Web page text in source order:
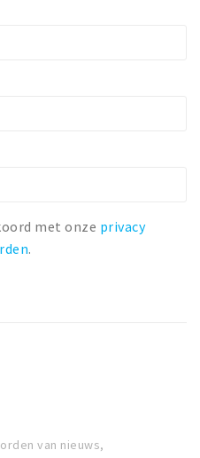
met onze privacy
.
van nieuws,